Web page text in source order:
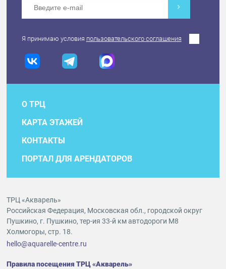
Я принимаю условия пользовательского соглашения
О ТРЦ
КАРТА ЭТАЖЕЙ
КОНТАКТЫ
ПОРТАЛ ДЛЯ АРЕНДАТОРОВ
ТРЦ «Акварель»
Российская Федерация, Московская обл., городской округ
Пушкино, г. Пушкино, тер-ия 33-й км автодороги М8
Холмогоры, стр. 18.
hello@aquarelle-centre.ru
Правила посещения ТРЦ «Акварель»